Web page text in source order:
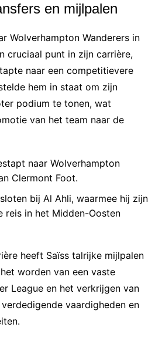
en mijlpalen
Wolverhampton Wanderers in
cruciaal punt in zijn carrière,
naar een competitievere
hem in staat om zijn
podium te tonen, wat
van het team naar de
naar Wolverhampton
Clermont Foot.
bij Al Ahli, waarmee hij zijn
reis in het Midden-Oosten
heeft Saïss talrijke mijlpalen
worden van een vaste
League en het verkrijgen van
vaardigheden en